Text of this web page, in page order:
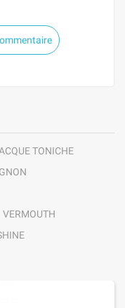
ACQUE TONICHE
VERMOUTH